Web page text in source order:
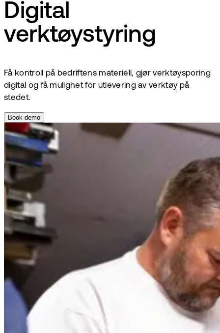
Digital
verktøystyring
Få kontroll på bedriftens materiell, gjør verktøysporing
digital og få mulighet for utlevering av verktøy på
stedet.
Book demo